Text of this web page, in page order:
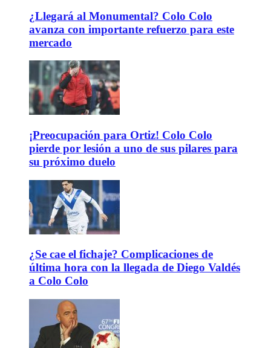
¿Llegará al Monumental? Colo Colo
avanza con importante refuerzo para este
mercado
¡Preocupación para Ortiz! Colo Colo
pierde por lesión a uno de sus pilares para
su próximo duelo
¿Se cae el fichaje? Complicaciones de
última hora con la llegada de Diego Valdés
a Colo Colo